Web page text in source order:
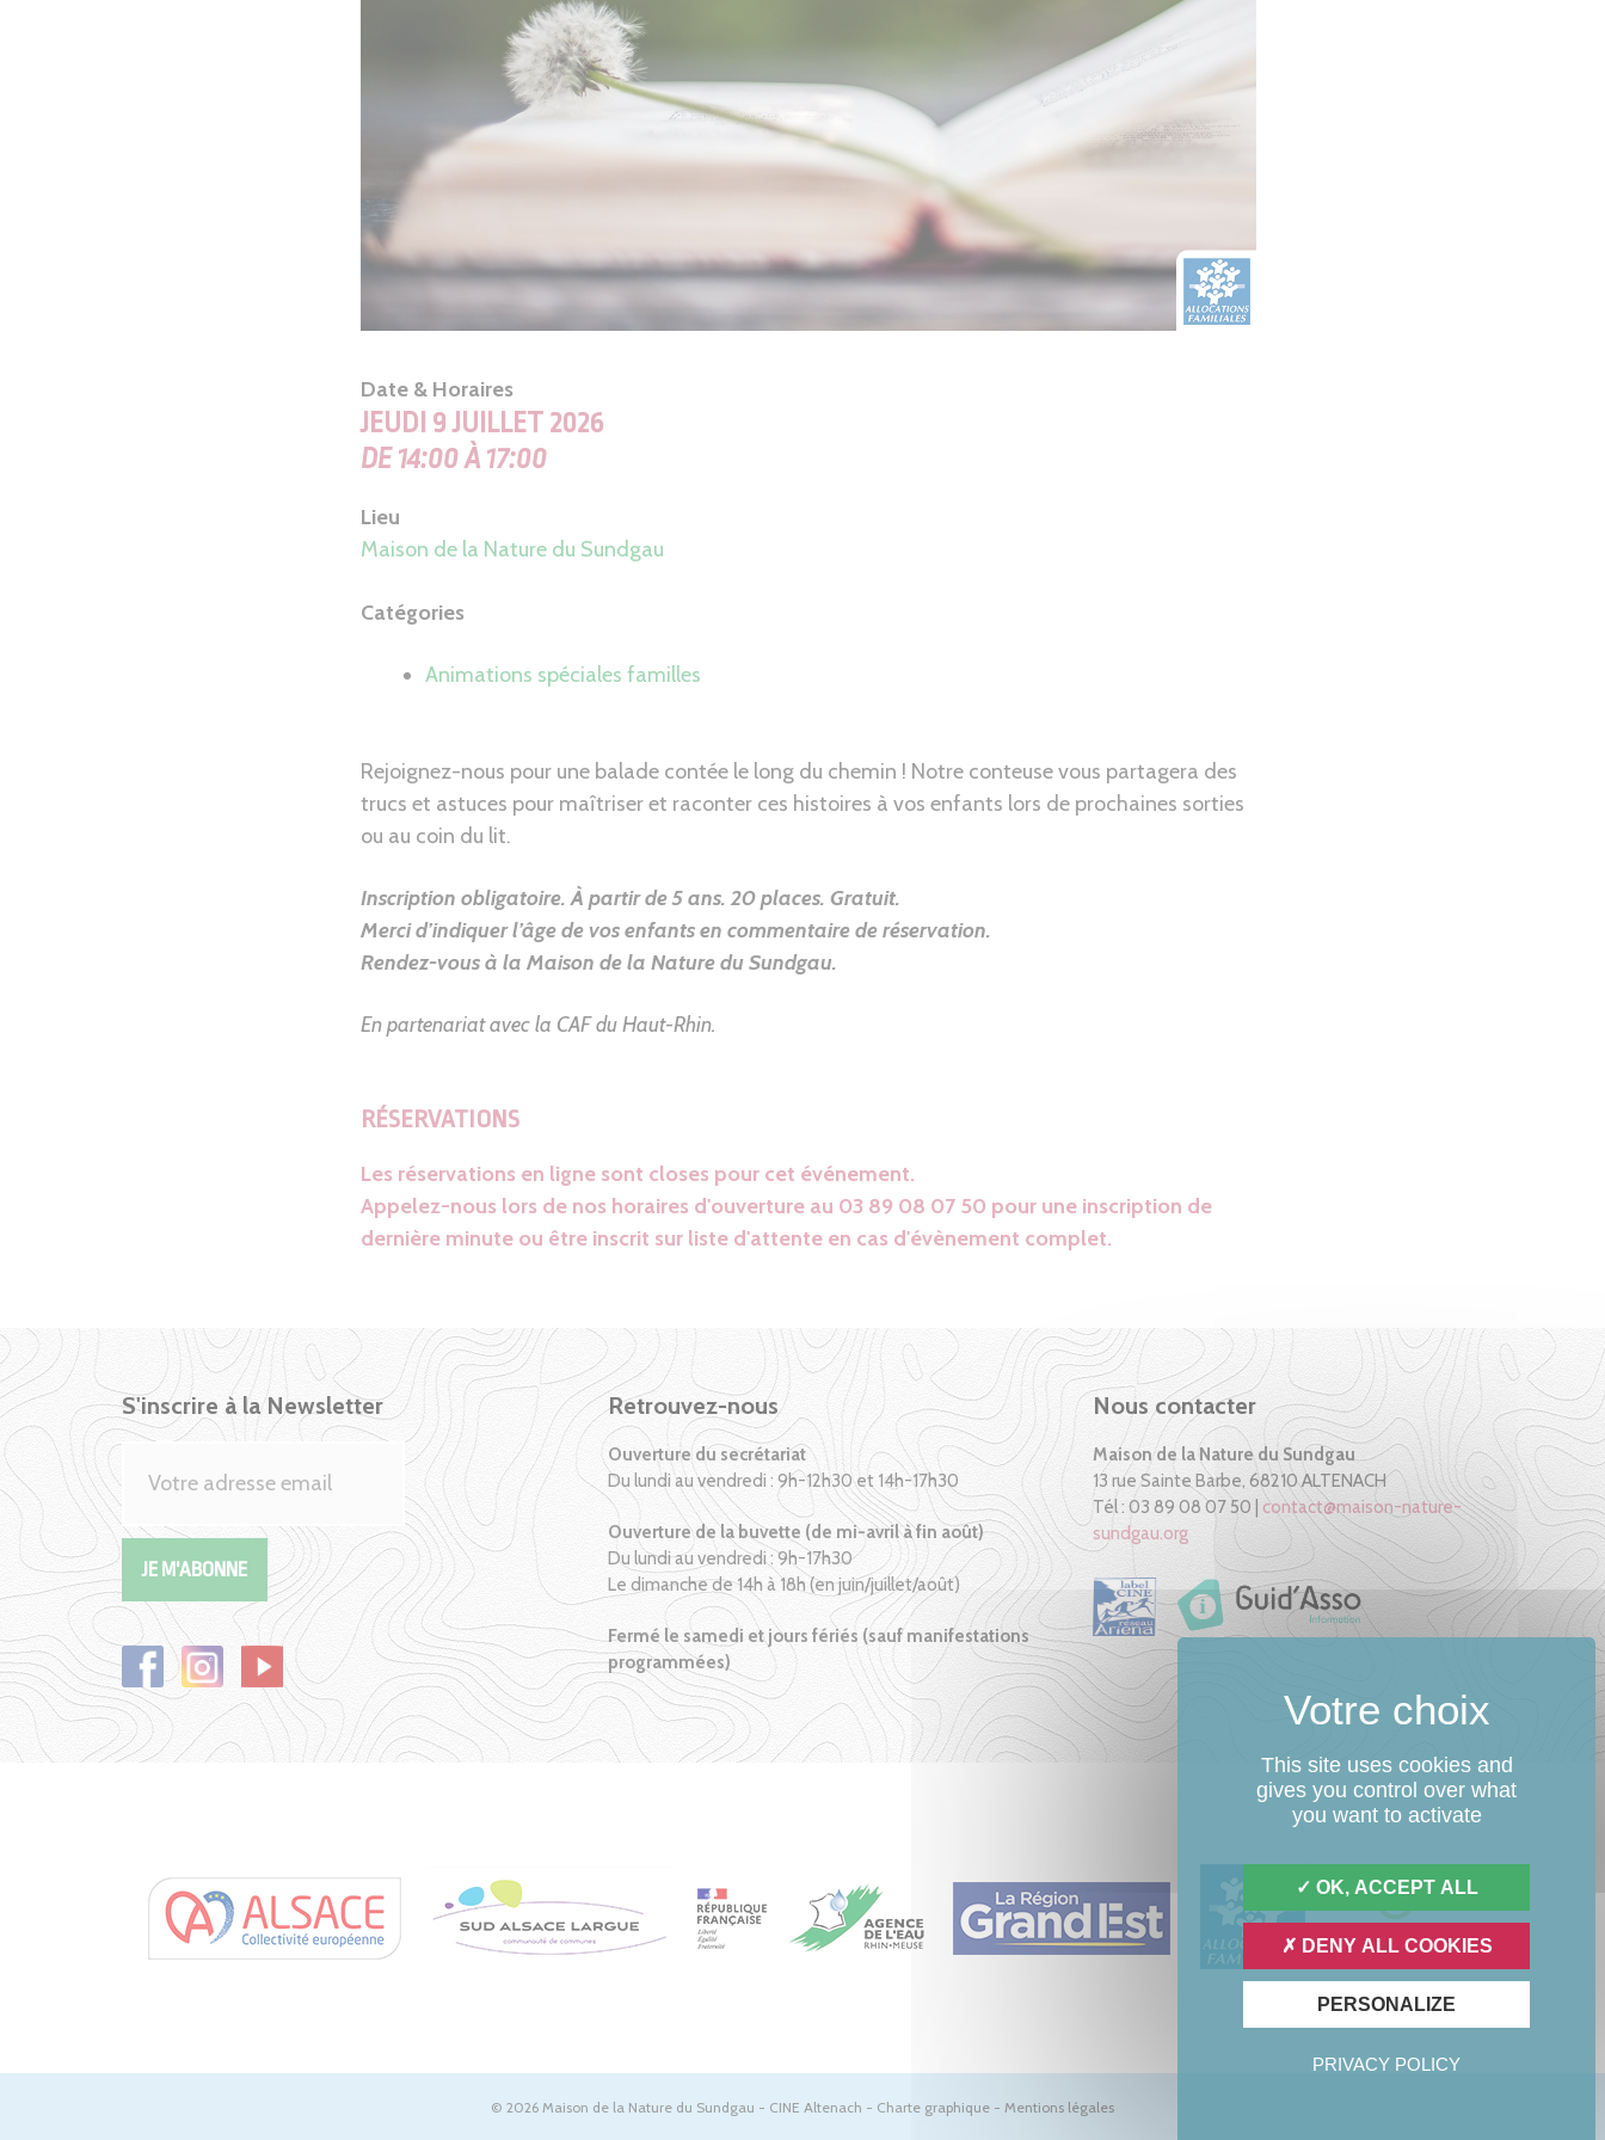
Date & Horaires
JEUDI 9 JUILLET 2026
DE 14:00 À 17:00
Lieu
Maison de la Nature du Sundgau
Catégories
Animations spéciales familles
Rejoignez-nous pour une balade contée le long du chemin ! Notre conteuse vous partagera des
trucs et astuces pour maîtriser et raconter ces histoires à vos enfants lors de prochaines sorties
ou au coin du lit.
Inscription obligatoire. À partir de 5 ans. 20 places. Gratuit.
Merci d’indiquer l’âge de vos enfants en commentaire de réservation.
Rendez-vous à la Maison de la Nature du Sundgau.
En partenariat avec la CAF du Haut-Rhin.
RÉSERVATIONS
Les réservations en ligne sont closes pour cet événement.
Appelez-nous lors de nos horaires d'ouverture au 03 89 08 07 50 pour une inscription de
dernière minute ou être inscrit sur liste d'attente en cas d'évènement complet.
S'inscrire à la Newsletter Retrouvez-nous
Ouverture du secrétariat
Du lundi au vendredi : 9h-12h30 et 14h-17h30
Ouverture de la buvette (de mi-avril à fin août)
Du lundi au vendredi : 9h-17h30
Le dimanche de 14h à 18h (en juin/juillet/août)
Fermé le samedi et jours fériés (sauf manifestations
programmées)
Nous contacter
Maison de la Nature du Sundgau
13 rue Sainte Barbe, 68210 ALTENACH
Tél : 03 89 08 07 50 | contact@maison-nature-
sundgau.org
© 2026 Maison de la Nature du Sundgau - CINE Altenach - Charte graphique - Mentions légales
This site uses cookies and
gives you control over what
you want to activate
OK, ACCEPT ALL
DENY ALL COOKIES
PERSONALIZE
PRIVACY POLICY